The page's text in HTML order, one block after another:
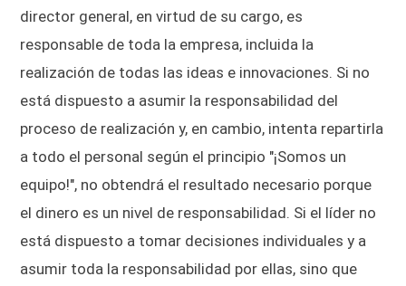
director general, en virtud de su cargo, es
responsable de toda la empresa, incluida la
realización de todas las ideas e innovaciones. Si no
está dispuesto a asumir la responsabilidad del
proceso de realización y, en cambio, intenta repartirla
a todo el personal según el principio "¡Somos un
equipo!", no obtendrá el resultado necesario porque
el dinero es un nivel de responsabilidad. Si el líder no
está dispuesto a tomar decisiones individuales y a
asumir toda la responsabilidad por ellas, sino que